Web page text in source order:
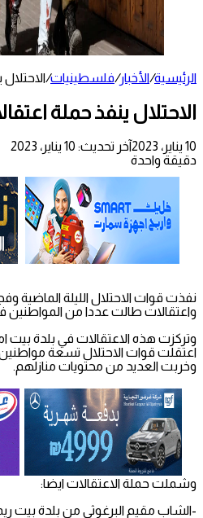
الرئيسية/الأخبار/فلسطينيات/
الاحتلال ينفذ حملة
10 يناير، 2023
آخر تحديث: 10 يناير، 2023
دقيقة واحدة
نفذت قوات الاحتلال الليلة الماضية
واعتقالات طالت عددا من المواطنين
وتركزت هذه الاعتقالات في بلدة بيت
اعتقلت قوات الاحتلال تسعة
وخربت العديد من محتويات منازلهم.
وشملت حملة الاعتقالات ايضا:
-الشاب مقيم البرغوثي من بلدة بيت